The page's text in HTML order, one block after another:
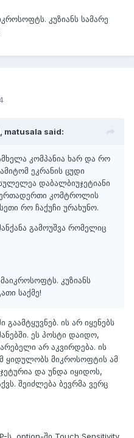
კუზიანს სამარე
matusala said:
კომპანია ხარ და რო
ეკრანის ცუდი
დაბალბიუჯეტიანი
კომტროლის
რო ჩაქუჩი ურახუნო.
გამოუშვა რომელიც
კუზიანს
საქმე!
ის არ იყენებს
ეს პოსტი დაიდო,
არ აკვირდება. ის
ყიდულობს მიკროსოფტის ამ
და უნდა იყიდოს,
შეიძლება ბევრმა ვერც